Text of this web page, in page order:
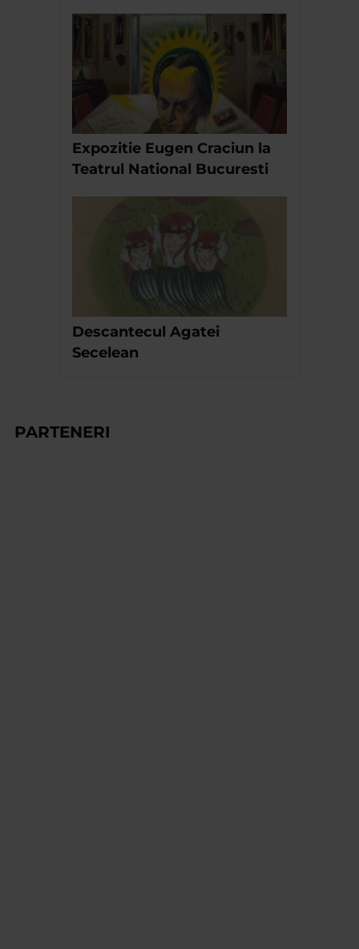
Expozitie Eugen Craciun la
Teatrul National Bucuresti
Descantecul Agatei
Secelean
PARTENERI